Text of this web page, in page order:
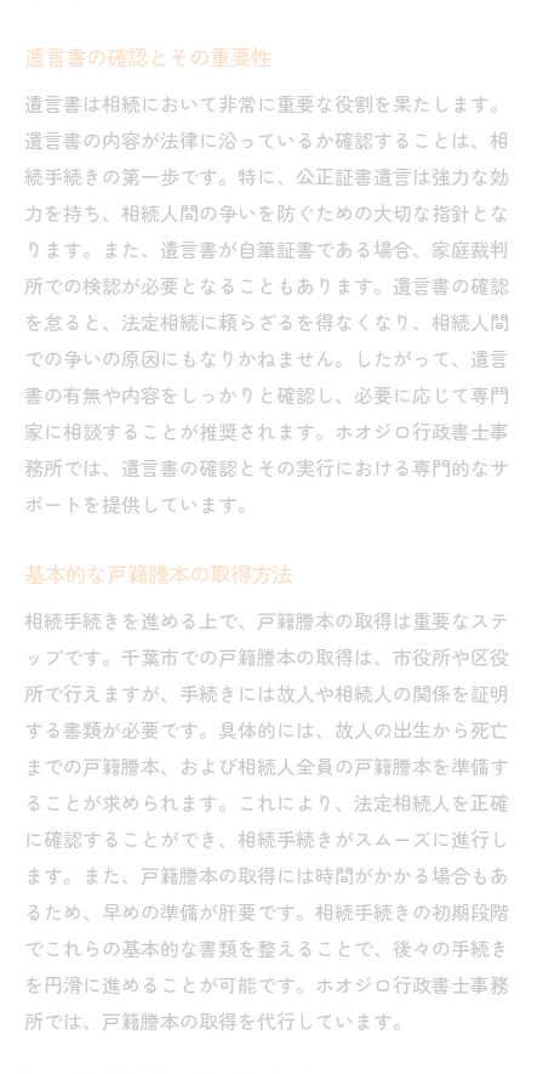
相続登記に必要な書類とポイント
金融機関の手続きに使う書類一覧
相続税申告に必要な書類と期限
遺産分割協議書の作成方法
各種証明書の取り寄せ方法
相続手続きの進捗管理方法
ホオジロ行政書士事務所が教える千葉市の相続
手続きの基本
相続手続きの基本的な流れ
書類提出先の確認と注意点
相続に関する専門家の役割
トラブルを防ぐための事前準備
地域特有の手続きとその対策
相続手続きを千葉市で円滑に行うための必須書
類と注意点
相続登記における地域特有の注意点
不動産の相続に必要な条件
金融資産の管理と手続きの流れ
千葉市での相続における法的アドバイス
手続きを簡略化するためのヒント
千葉市での相続手続きに必要な書類とその具体
的な手順
書類の正しい書き方とチェックポイント
遺言書の確認とその重要性
遺言書は相続において非常に重要な役割を果たします。
遺言書の内容が法律に沿っているか確認することは、相
続手続きの第一歩です。特に、公正証書遺言は強力な効
力を持ち、相続人間の争いを防ぐための大切な指針とな
ります。また、遺言書が自筆証書である場合、家庭裁判
所での検認が必要となることもあります。遺言書の確認
を怠ると、法定相続に頼らざるを得なくなり、相続人間
での争いの原因にもなりかねません。したがって、遺言
書の有無や内容をしっかりと確認し、必要に応じて専門
家に相談することが推奨されます。ホオジロ行政書士事
務所では、遺言書の確認とその実行における専門的なサ
ポートを提供しています。
基本的な戸籍謄本の取得方法
相続手続きを進める上で、戸籍謄本の取得は重要なステ
ップです。千葉市での戸籍謄本の取得は、市役所や区役
所で行えますが、手続きには故人や相続人の関係を証明
する書類が必要です。具体的には、故人の出生から死亡
までの戸籍謄本、および相続人全員の戸籍謄本を準備す
ることが求められます。これにより、法定相続人を正確
に確認することができ、相続手続きがスムーズに進行し
ます。また、戸籍謄本の取得には時間がかかる場合もあ
るため、早めの準備が肝要です。相続手続きの初期段階
でこれらの基本的な書類を整えることで、後々の手続き
を円滑に進めることが可能です。ホオジロ行政書士事務
所では、戸籍謄本の取得を代行しています。